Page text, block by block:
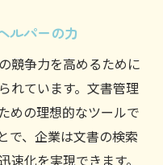
ルパーの力
競争力を高めるために
れています。文書管理
めの理想的なツールで
で、企業は文書の検索
化を実現できます。